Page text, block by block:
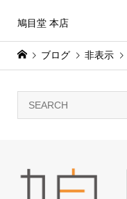
鳩目堂 本店
ブログ 非表示